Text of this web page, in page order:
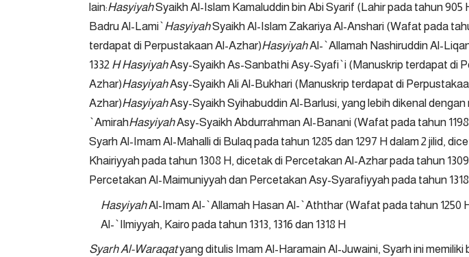
lain:HasyiyahSyaikh Al-Islam Kamaluddin bin Abi Syarif (Lahir pada tahun 905
Badru Al-Lami`HasyiyahSyaikh Al-Islam Zakariya Al-Anshari (Wafat pada
terdapat di Perpustakaan Al-Azhar)HasyiyahAl-`Allamah Nashiruddin Al-
1332 H HasyiyahAsy-Syaikh As-Sanbathi Asy-Syafi`i (Manuskrip terdapat di
Azhar)HasyiyahAsy-Syaikh Ali Al-Bukhari (Manuskrip terdapat di
Azhar)HasyiyahAsy-Syaikh Syihabuddin Al-Barlusi, yang lebih dikenal dengan
`AmirahHasyiyahAsy-Syaikh Abdurrahman Al-Banani (Wafat pada tahun
Syarh Al-Imam Al-Mahalli di Bulaq pada tahun 1285 dan 1297 H dalam 2 jilid,
Khairiyyah pada tahun 1308 H, dicetak di Percetakan Al-Azhar pada tahun
Percetakan Al-Maimuniyyah dan Percetakan Asy-Syarafiyyah pada tahun
HasyiyahAl-Imam Al-`Allamah Hasan Al-`Aththar (Wafat pada tahun 1250
Al-`Ilmiyyah, Kairo pada tahun 1313, 1316 dan 1318 H
Syarh Al-Waraqatyang ditulis Imam Al-Haramain Al-Juwaini, Syarh ini memiliki